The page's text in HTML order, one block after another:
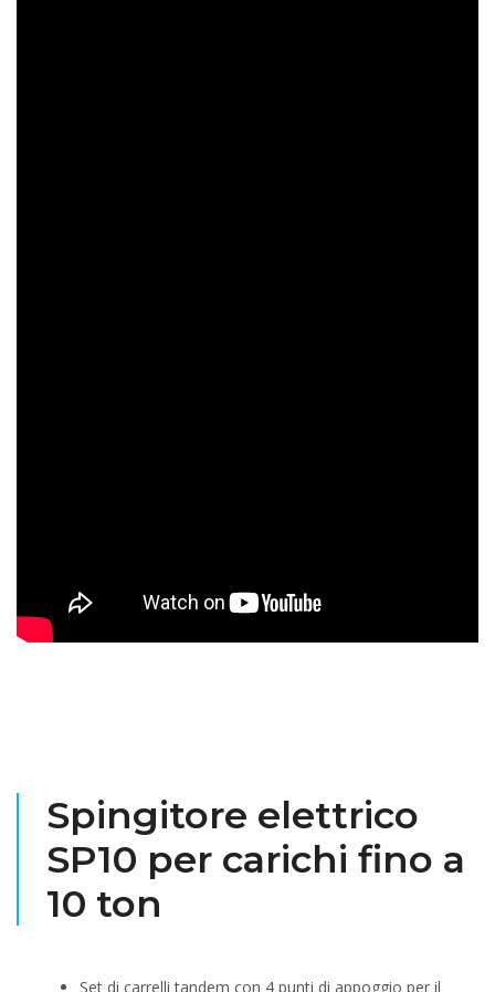
Spingitore elettrico
SP10 per carichi fino a
10 ton
Set di carrelli tandem con 4 punti di appoggio per il